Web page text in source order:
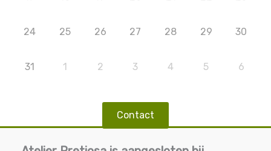
24 25 26 27 28 29 30
31 1 2 3 4 5 6
Contact